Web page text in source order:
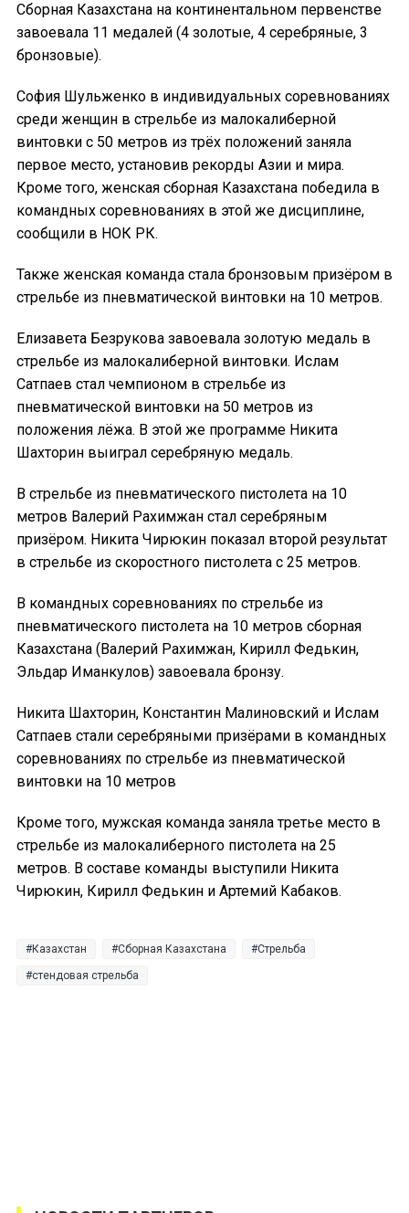
Сборная Казахстана на континентальном первенстве
завоевала 11 медалей (4 золотые, 4 серебряные, 3
бронзовые).
София Шульженко в индивидуальных соревнованиях
среди женщин в стрельбе из малокалиберной
винтовки с 50 метров из трёх положений заняла
первое место, установив рекорды Азии и мира.
Кроме того, женская сборная Казахстана победила в
командных соревнованиях в этой же дисциплине,
сообщили в НОК РК.
Также женская команда стала бронзовым призёром в
стрельбе из пневматической винтовки на 10 метров.
Елизавета Безрукова завоевала золотую медаль в
стрельбе из малокалиберной винтовки. Ислам
Сатпаев стал чемпионом в стрельбе из
пневматической винтовки на 50 метров из
положения лёжа. В этой же программе Никита
Шахторин выиграл серебряную медаль.
В стрельбе из пневматического пистолета на 10
метров Валерий Рахимжан стал серебряным
призёром. Никита Чирюкин показал второй результат
в стрельбе из скоростного пистолета с 25 метров.
В командных соревнованиях по стрельбе из
пневматического пистолета на 10 метров сборная
Казахстана (Валерий Рахимжан, Кирилл Федькин,
Эльдар Иманкулов) завоевала бронзу.
Никита Шахторин, Константин Малиновский и Ислам
Сатпаев стали серебряными призёрами в командных
соревнованиях по стрельбе из пневматической
винтовки на 10 метров
Кроме того, мужская команда заняла третье место в
стрельбе из малокалиберного пистолета на 25
метров. В составе команды выступили Никита
Чирюкин, Кирилл Федькин и Артемий Кабаков.
Казахстан Сборная Казахстана Стрельба
стендовая стрельба